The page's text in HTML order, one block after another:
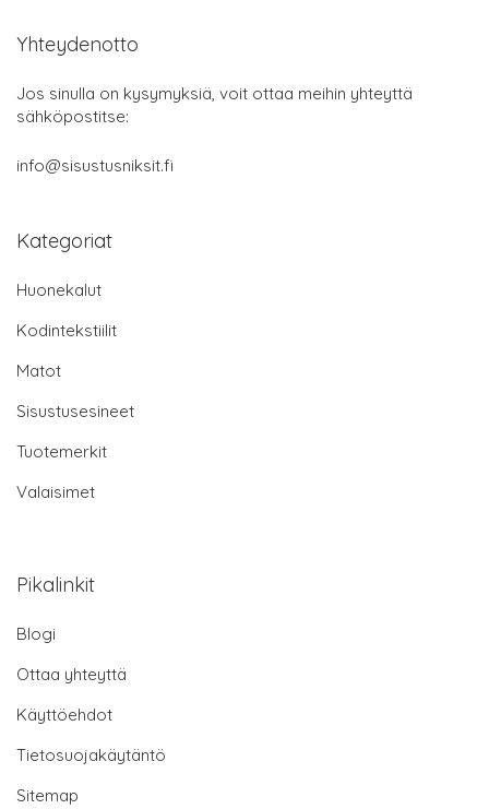
Yhteydenotto
Jos sinulla on kysymyksiä, voit ottaa meihin yhteyttä
sähköpostitse:
info@sisustusniksit.fi
Kategoriat
Huonekalut
Kodintekstiilit
Matot
Sisustusesineet
Tuotemerkit
Valaisimet
Pikalinkit
Blogi
Ottaa yhteyttä
Käyttöehdot
Tietosuojakäytäntö
Sitemap